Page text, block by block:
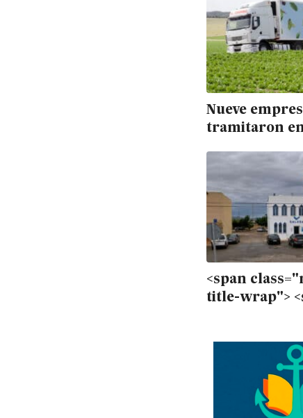
Nueve
tramitaron
trabajadores
mayoría
<span
title-wrap"> <span
<span
title-
trasladar su
Huércal